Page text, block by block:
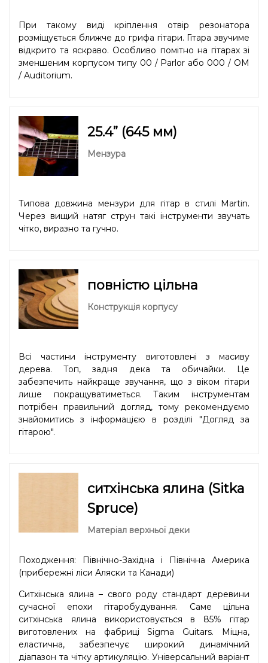
При такому виді кріплення отвір резонатора
розміщується ближче до грифа гітари. Гітара звучиме
відкрито та яскраво. Особливо помітно на гітарах зі
зменшеним корпусом типу 00 / Parlor або 000 / OM
/ Auditorium.
25.4” (645 мм)
Мензура
Типова довжина мензури для гітар в стилі Martin.
Через вищий натяг струн такі інструменти звучать
чітко, виразно та гучно.
повністю цільна
Конструкція корпусу
Всі частини інструменту виготовлені з масиву
дерева. Топ, задня дека та обичайки. Це
забезпечить найкраще звучання, що з віком гітари
лише покращуватиметься. Таким інструментам
потрібен правильний догляд, тому рекомендуємо
знайомитись з інформацією в розділі "Догляд за
гітарою".
ситхінська ялина (Sitka
Spruce)
Матеріал верхньої деки
Походження: Північно-Західна і Північна Америка
(прибережні ліси Аляски та Канади)
Ситхінська ялина – свого роду стандарт деревини
сучасної епохи гітаробудування. Саме цільна
ситхінська ялина використовується в 85% гітар
виготовлених на фабриці Sigma Guitars. Міцна,
еластична, забезпечує широкий динамічний
діапазон та чітку артикуляцію. Універсальний варіант